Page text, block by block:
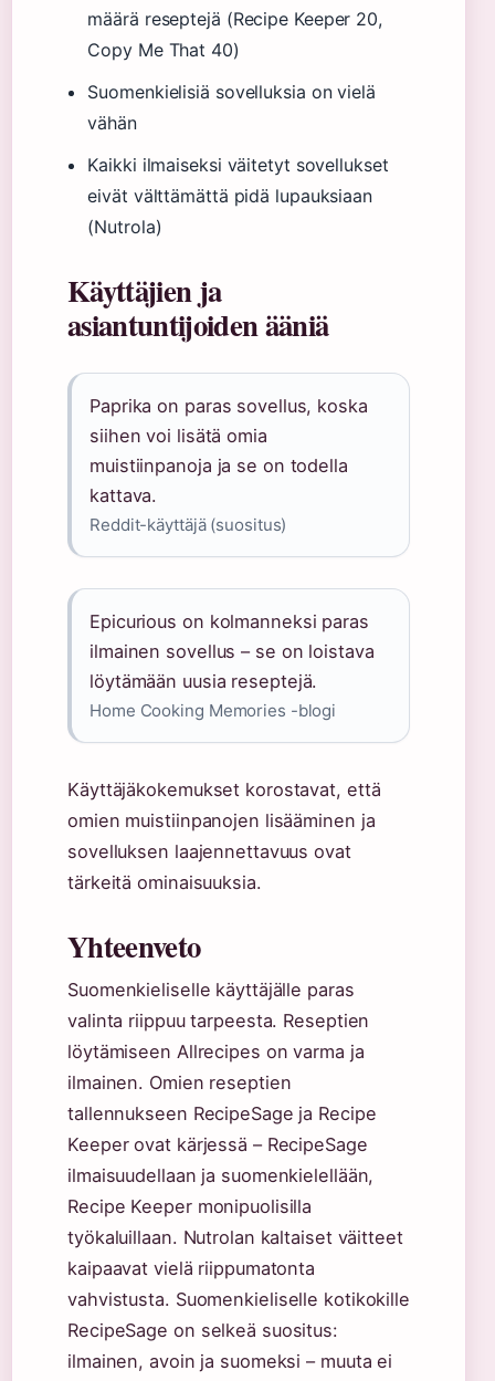
määrä reseptejä (Recipe Keeper 20,
Copy Me That 40)
Suomenkielisiä sovelluksia on vielä
vähän
Kaikki ilmaiseksi väitetyt sovellukset
eivät välttämättä pidä lupauksiaan
(Nutrola)
Käyttäjien ja
asiantuntijoiden ääniä
Paprika on paras sovellus, koska
siihen voi lisätä omia
muistiinpanoja ja se on todella
kattava.
Reddit-käyttäjä (suositus)
Epicurious on kolmanneksi paras
ilmainen sovellus – se on loistava
löytämään uusia reseptejä.
Home Cooking Memories -blogi
Käyttäjäkokemukset korostavat, että
omien muistiinpanojen lisääminen ja
sovelluksen laajennettavuus ovat
tärkeitä ominaisuuksia.
Yhteenveto
Suomenkieliselle käyttäjälle paras
valinta riippuu tarpeesta. Reseptien
löytämiseen Allrecipes on varma ja
ilmainen. Omien reseptien
tallennukseen RecipeSage ja Recipe
Keeper ovat kärjessä – RecipeSage
ilmaisuudellaan ja suomenkielellään,
Recipe Keeper monipuolisilla
työkaluillaan. Nutrolan kaltaiset väitteet
kaipaavat vielä riippumatonta
vahvistusta. Suomenkieliselle kotikokille
RecipeSage on selkeä suositus:
ilmainen, avoin ja suomeksi – muuta ei